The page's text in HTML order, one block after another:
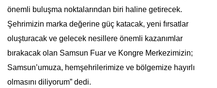
önemli buluşma noktalarından biri haline getirecek.
Şehrimizin marka değerine güç katacak, yeni fırsatlar
oluşturacak ve gelecek nesillere önemli kazanımlar
bırakacak olan Samsun Fuar ve Kongre Merkezimizin;
Samsun’umuza, hemşehrilerimize ve bölgemize hayırlı
olmasını diliyorum” dedi.